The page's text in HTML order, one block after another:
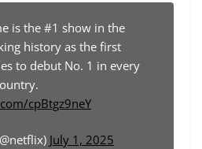
is the #1 show in the
history as the first
to debut No. 1 in every
cpBtgz9neY
July 1, 2025